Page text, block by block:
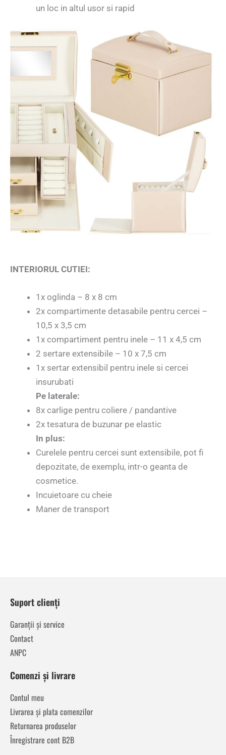
un loc in altul usor si rapid
INTERIORUL CUTIEI:
1x oglinda – 8 x 8 cm
2x compartimente detasabile pentru cercei –
10,5 x 3,5 cm
1x compartiment pentru inele – 11 x 4,5 cm
2 sertare extensibile – 10 x 7,5 cm
1x sertar extensibil pentru inele si cercei
insurubati
Pe laterale:
8x carlige pentru coliere / pandantive
2x tesatura de buzunar pe elastic
In plus:
Curelele pentru cercei sunt extensibile, pot fi
depozitate, de exemplu, intr-o geanta de
cosmetice.
Incuietoare cu cheie
Maner de transport
Suport clienți
Garanții și service
Contact
ANPC
Comenzi și livrare
Contul meu
Livrarea și plata comenzilor
Returnarea produselor
Înregistrare cont B2B